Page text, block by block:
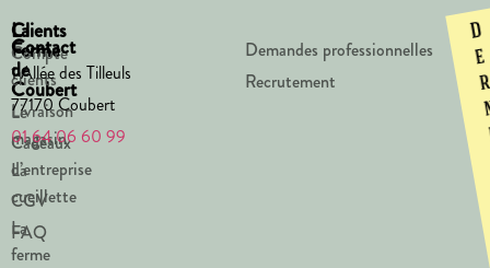
La
Ferme
de
Coubert
Le
magasin
La
cueillette
La
ferme
Clients
Compte
clients
Livraison
Cadeaux
d’entreprise
CGV
FAQ
Contact
1 Allée des Tilleuls
77170 Coubert
01 64 06 60 99
Demandes professionnelles
Recrutement
D
e